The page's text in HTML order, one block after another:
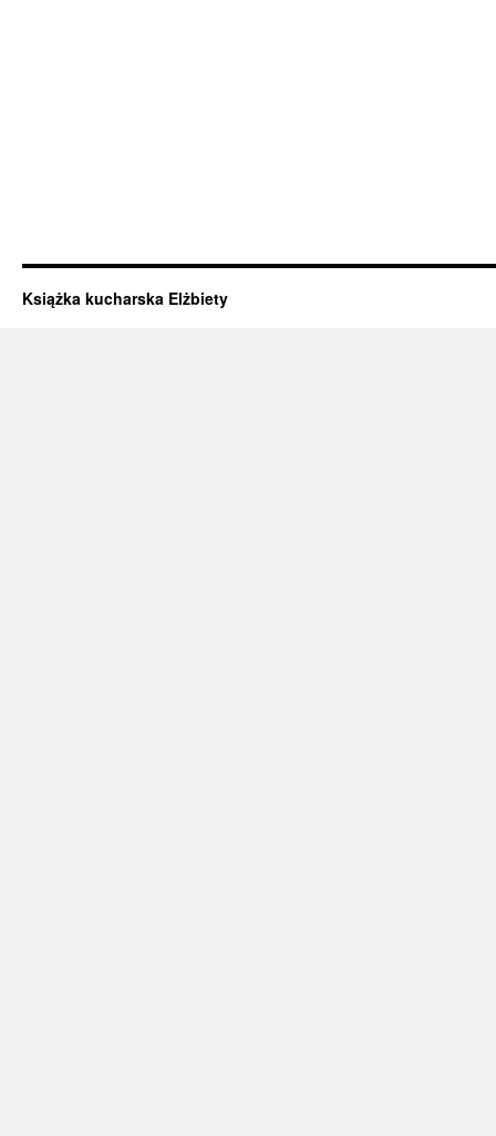
Książka kucharska Elżbiety